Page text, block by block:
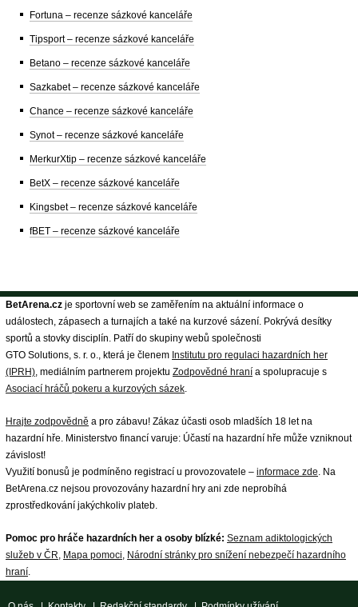
Fortuna – recenze sázkové kanceláře
Tipsport – recenze sázkové kanceláře
Betano – recenze sázkové kanceláře
Sazkabet – recenze sázkové kanceláře
Chance – recenze sázkové kanceláře
Synot – recenze sázkové kanceláře
MerkurXtip – recenze sázkové kanceláře
BetX – recenze sázkové kanceláře
Kingsbet – recenze sázkové kanceláře
fBET – recenze sázkové kanceláře
BetArena.cz je sportovní web se zaměřením na aktuální informace o
událostech, zápasech a turnajích a také na kurzové sázení. Pokrývá desítky
sportů a stovky disciplín. Patří do skupiny webů společnosti
GTO Solutions, s. r. o., která je členem Institutu pro regulaci hazardních her
(IPRH), mediálním partnerem projektu Zodpovědné hraní a spolupracuje s
Asociací hráčů pokeru a kurzových sázek.
Hrajte zodpovědně a pro zábavu! Zákaz účasti osob mladších 18 let na
hazardní hře. Ministerstvo financí varuje: Účastí na hazardní hře může vzniknout
závislost!
Využití bonusů je podmíněno registrací u provozovatele – informace zde. Na
BetArena.cz nejsou provozovány hazardní hry ani zde neprobíhá
zprostředkování jakýchkoliv plateb.
Pomoc pro hráče hazardních her a osoby blízké: Seznam adiktologických
služeb v ČR, Mapa pomoci, Národní stránky pro snížení nebezpečí hazardního
hraní.